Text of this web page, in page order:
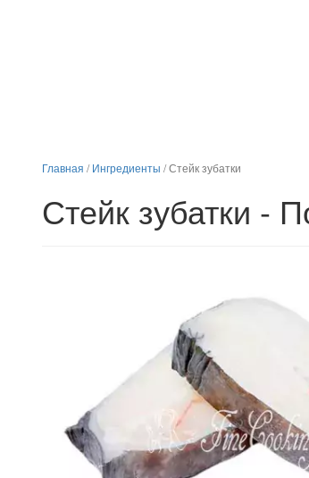
Главная /Ингредиенты /Стейк зубатки
Стейк зубатки -